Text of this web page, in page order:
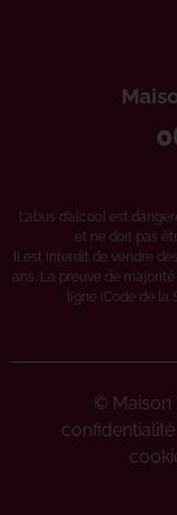
L’abus d’alcool est
et ne doit pas
Il est interdit de vendre
ans. La preuve de
ligne (Code de la
© Maison
confidentialité